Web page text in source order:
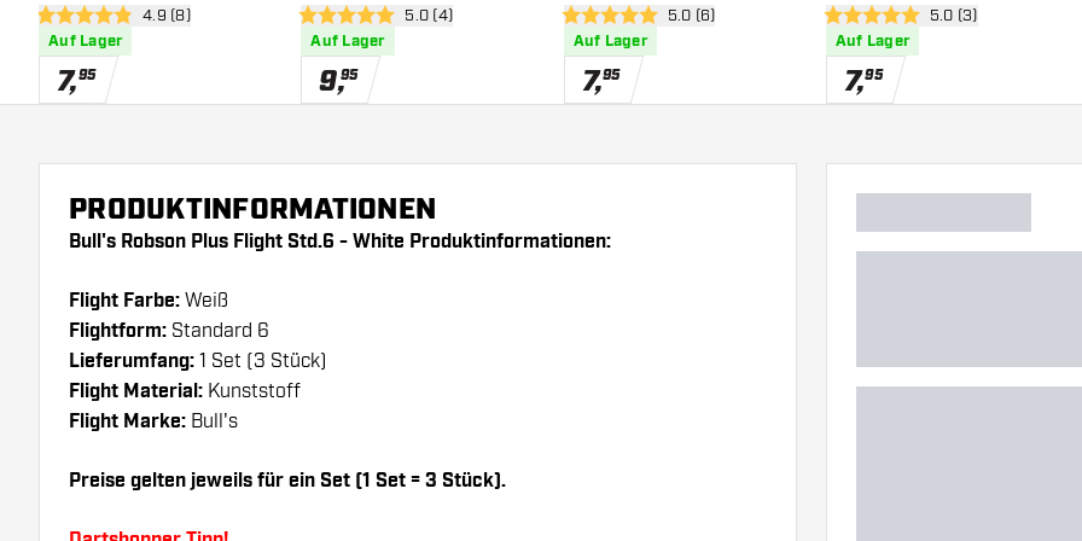
Bewertungsbereich öffnen
4.9 Bewertungssterne
4.9 (8)
Auf Lager
7,95
Bewertungsbereich öffnen
5 Bewertungssterne
5.0 (4)
Auf Lager
9,95
Bewertungsbereich öffnen
5 Bewertungssterne
5.0 (6)
Auf Lager
7,95
Bewertungsbereich
5 Bewertungssterne
5.0 (3)
Auf Lager
7,95
PRODUKTINFORMATIONEN
Bull's Robson Plus Flight Std.6 - White Produktinformationen:
Flight Farbe: Weiß
Flightform: Standard 6
Lieferumfang: 1 Set (3 Stück)
Flight Material: Kunststoff
Flight Marke: Bull's
Preise gelten jeweils für ein Set (1 Set = 3 Stück).